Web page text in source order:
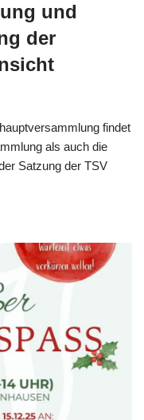
und
der
findet
als auch die
Satzung der TSV